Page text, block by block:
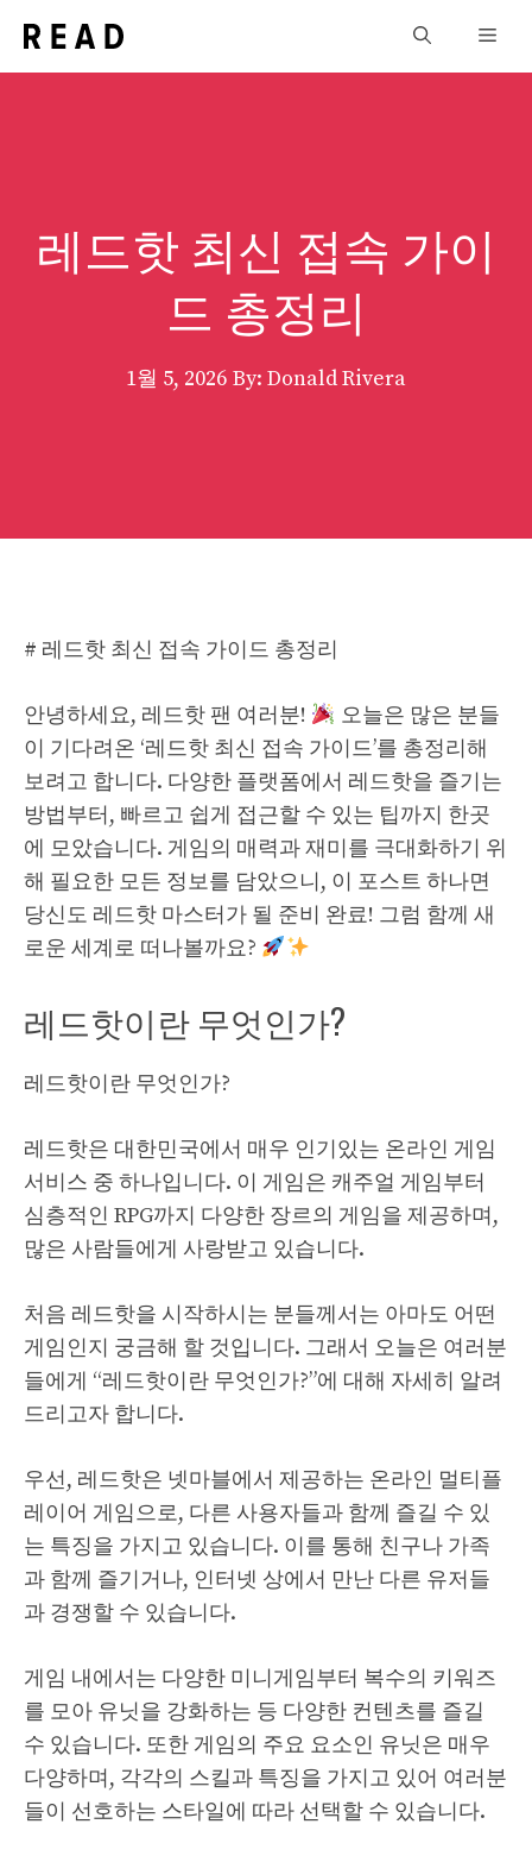
츠
레드핫 최신 접속 가이
드 총정리
1월 5, 2026 By: Donald Rivera
# 레드핫 최신 접속 가이드 총정리
안녕하세요, 레드핫 팬 여러분!
오늘은 많은 분들
이 기다려온 ‘레드핫 최신 접속 가이드’를 총정리해
보려고 합니다. 다양한 플랫폼에서 레드핫을 즐기는
방법부터, 빠르고 쉽게 접근할 수 있는 팁까지 한곳
에 모았습니다. 게임의 매력과 재미를 극대화하기 위
해 필요한 모든 정보를 담았으니, 이 포스트 하나면
당신도 레드핫 마스터가 될 준비 완료! 그럼 함께 새
로운 세계로 떠나볼까요?
레드핫이란 무엇인가?
레드핫이란 무엇인가?
레드핫은 대한민국에서 매우 인기있는 온라인 게임
서비스 중 하나입니다. 이 게임은 캐주얼 게임부터
심층적인 RPG까지 다양한 장르의 게임을 제공하며,
많은 사람들에게 사랑받고 있습니다.
처음 레드핫을 시작하시는 분들께서는 아마도 어떤
게임인지 궁금해 할 것입니다. 그래서 오늘은 여러분
들에게 “레드핫이란 무엇인가?”에 대해 자세히 알려
드리고자 합니다.
우선, 레드핫은 넷마블에서 제공하는 온라인 멀티플
레이어 게임으로, 다른 사용자들과 함께 즐길 수 있
는 특징을 가지고 있습니다. 이를 통해 친구나 가족
과 함께 즐기거나, 인터넷 상에서 만난 다른 유저들
과 경쟁할 수 있습니다.
게임 내에서는 다양한 미니게임부터 복수의 키워즈
를 모아 유닛을 강화하는 등 다양한 컨텐츠를 즐길
수 있습니다. 또한 게임의 주요 요소인 유닛은 매우
다양하며, 각각의 스킬과 특징을 가지고 있어 여러분
들이 선호하는 스타일에 따라 선택할 수 있습니다.